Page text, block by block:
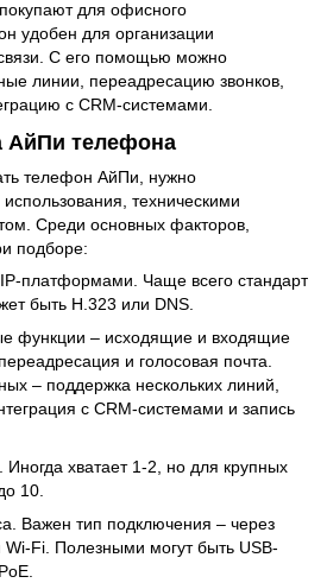
для офисного
удобен для организации
С его помощью можно
линии, переадресацию звонков,
с CRM-системами.
АйПи телефона
телефон АйПи, нужно
техническими
Среди основных факторов,
подборе:
платформами. Чаще всего стандарт
быть H.323 или DNS.
функции – исходящие и входящие
и голосовая почта.
– поддержка нескольких линий,
с CRM-системами и запись
Иногда хватает 1-2, но для крупных
10.
Важен тип подключения – через
Fi. Полезными могут быть USB-